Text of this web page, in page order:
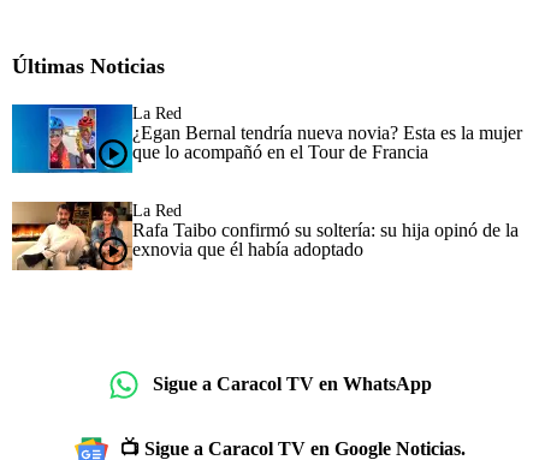
Últimas Noticias
La Red
¿Egan Bernal tendría nueva novia? Esta es la mujer
que lo acompañó en el Tour de Francia
La Red
Rafa Taibo confirmó su soltería: su hija opinó de la
exnovia que él había adoptado
Sigue a Caracol TV en WhatsApp
📺 Sigue a Caracol TV en Google Noticias.